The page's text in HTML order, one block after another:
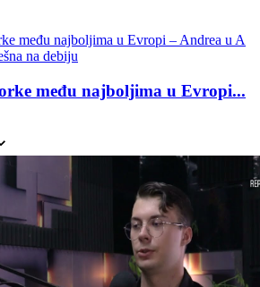
među najboljima u Evropi...